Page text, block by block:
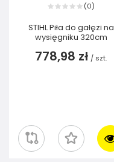
(0)
STIHL Piła do gałęzi na
wysięgniku 320cm
778,98 zł / szt.